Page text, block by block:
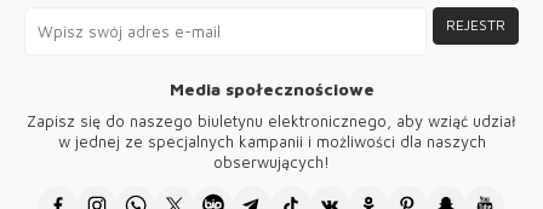
REJESTR
Media społecznościowe
Zapisz się do naszego biuletynu elektronicznego, aby wziąć udział
w jednej ze specjalnych kampanii i możliwości dla naszych
obserwujących!